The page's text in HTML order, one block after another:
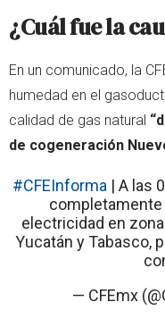
¿Cuál fue la
En un comunicado, la
humedad en el
calidad de gas natural
de cogeneración
#CFEInforma | A las
electricidad en
Yucatán y Tabasco,
— CFEmx